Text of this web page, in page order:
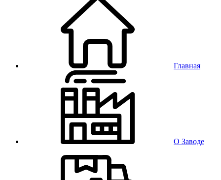
Главная
О Заводе